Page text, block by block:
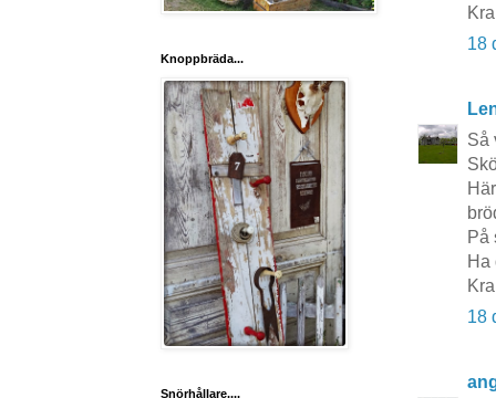
18
Så
På
Ha
18
Knoppbräda...
Snörhållare....